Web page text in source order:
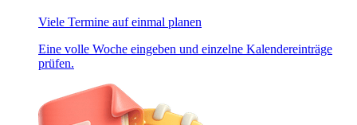
Viele Termine auf einmal planen
Eine volle Woche eingeben und einzelne Kalendereinträge
prüfen.